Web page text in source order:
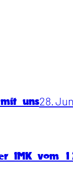
uns28.
IMK vom